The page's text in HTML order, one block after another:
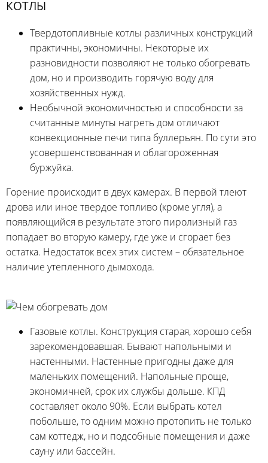
КОТЛЫ
Твердотопливные котлы различных конструкций
практичны, экономичны. Некоторые их
разновидности позволяют не только обогревать
дом, но и производить горячую воду для
хозяйственных нужд.
Необычной экономичностью и способности за
считанные минуты нагреть дом отличают
конвекционные печи типа буллерьян. По сути это
усовершенствованная и облагороженная
буржуйка.
Горение происходит в двух камерах. В первой тлеют
дрова или иное твердое топливо (кроме угля), а
появляющийся в результате этого пиролизный газ
попадает во вторую камеру, где уже и сгорает без
остатка. Недостаток всех этих систем – обязательное
наличие утепленного дымохода.
Газовые котлы. Конструкция старая, хорошо себя
зарекомендовавшая. Бывают напольными и
настенными. Настенные пригодны даже для
маленьких помещений. Напольные проще,
экономичней, срок их службы дольше. КПД
составляет около 90%. Если выбрать котел
побольше, то одним можно протопить не только
сам коттедж, но и подсобные помещения и даже
сауну или бассейн.